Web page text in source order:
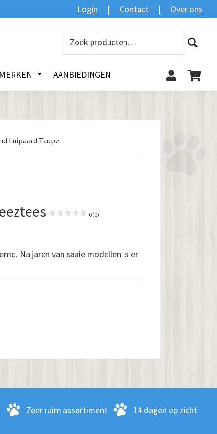
Login Contact Over ons
Zoeken
AANBIEDINGEN
Luipaard Taupe
0 (0)
Na jaren van saaie modellen is er
Zeer ruim assortiment 14 dagen op zicht